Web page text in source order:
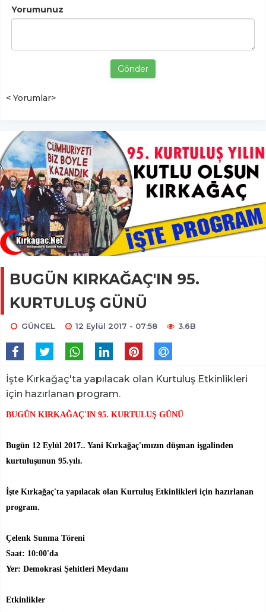
Yorumunuz
Gönder
< Yorumlar>
BUGÜN KIRKAĞAÇ'IN 95.
KURTULUŞ GÜNÜ
GÜNCEL 12 Eylül 2017 - 07:58 3.6B
İşte Kırkağaç'ta yapılacak olan Kurtuluş Etkinlikleri
için hazırlanan program.
BUGÜN KIRKAĞAÇ'IN 95. KURTULUŞ GÜNÜ
Bugün 12 Eylül 2017.. Yani Kırkağaç'ımızın düşman işgalinden
kurtuluşunun 95.yılı.
İşte Kırkağaç'ta yapılacak olan Kurtuluş Etkinlikleri için hazırlanan
program.
Çelenk Sunma Töreni
Saat: 10:00'da
Yer: Demokrasi Şehitleri Meydanı
Etkinlikler